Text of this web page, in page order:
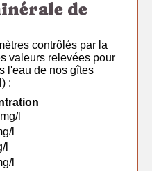
de
contrôlés par la
valeurs relevées pour
l'eau de nos gîtes
:
l
l
l
l